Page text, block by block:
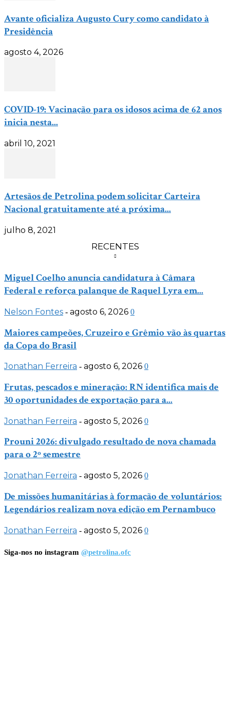
Avante oficializa Augusto Cury como candidato à
Presidência
agosto 4, 2026
COVID-19: Vacinação para os idosos acima de 62 anos
inicia nesta...
abril 10, 2021
Artesãos de Petrolina podem solicitar Carteira
Nacional gratuitamente até a próxima...
julho 8, 2021
RECENTES
Miguel Coelho anuncia candidatura à Câmara
Federal e reforça palanque de Raquel Lyra em...
Nelson Fontes - agosto 6, 2026 0
Maiores campeões, Cruzeiro e Grêmio vão às quartas
da Copa do Brasil
Jonathan Ferreira - agosto 6, 2026 0
Frutas, pescados e mineração: RN identifica mais de
30 oportunidades de exportação para a...
Jonathan Ferreira - agosto 5, 2026 0
Prouni 2026: divulgado resultado de nova chamada
para o 2º semestre
Jonathan Ferreira - agosto 5, 2026 0
De missões humanitárias à formação de voluntários:
Legendários realizam nova edição em Pernambuco
Jonathan Ferreira - agosto 5, 2026 0
Siga-nos no instagram @petrolina.ofc